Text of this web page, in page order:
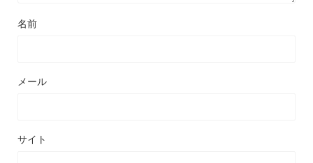
名前
メール
サイト